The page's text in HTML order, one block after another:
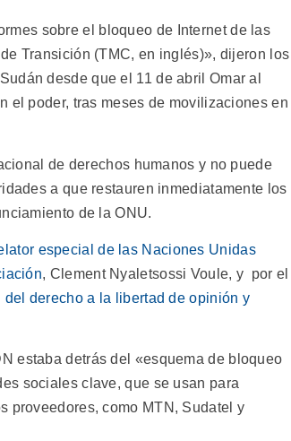
sobre el bloqueo de Internet de las
Transición (TMC, en inglés)», dijeron los
desde que el 11 de abril Omar al
el poder, tras meses de movilizaciones en
de derechos humanos y no puede
a que restauren inmediatamente los
de la ONU.
especial de las Naciones Unidas
, Clement Nyaletsossi Voule, y por el
derecho a la libertad de opinión y
estaba detrás del «esquema de bloqueo
sociales clave, que se usan para
proveedores, como MTN, Sudatel y